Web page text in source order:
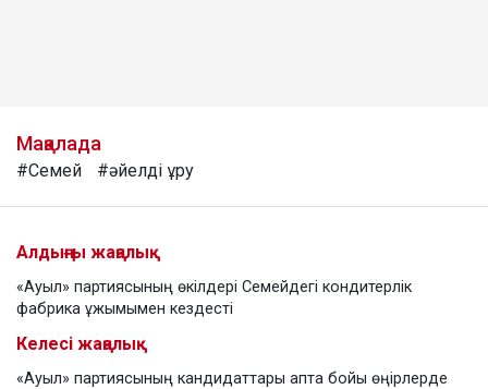
Мақалада
#Семей #әйелді ұру
Алдыңғы жаңалық
«Ауыл» партиясының өкілдері Семейдегі кондитерлік
фабрика ұжымымен кездесті
Келесі жаңалық
«Ауыл» партиясының кандидаттары апта бойы өңірлерде